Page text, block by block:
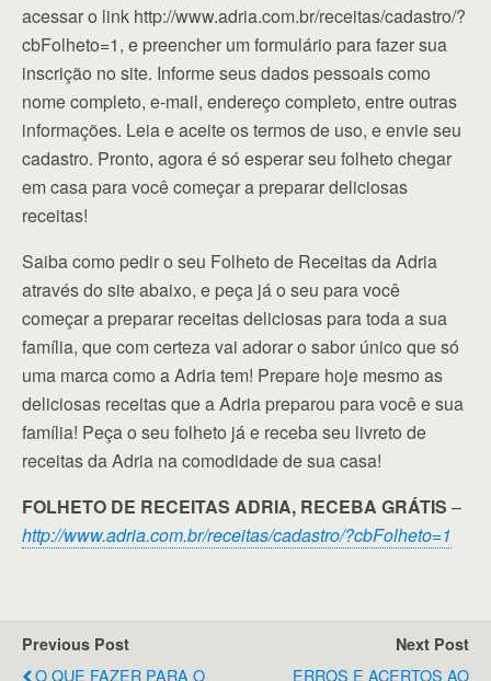
acessar o link http://www.adria.com.br/receitas/cadastro/?
cbFolheto=1, e preencher um formulário para fazer sua
inscrição no site. Informe seus dados pessoais como
nome completo, e-mail, endereço completo, entre outras
informações. Leia e aceite os termos de uso, e envie seu
cadastro. Pronto, agora é só esperar seu folheto chegar
em casa para você começar a preparar deliciosas
receitas!
Saiba como pedir o seu Folheto de Receitas da Adria
através do site abaixo, e peça já o seu para você
começar a preparar receitas deliciosas para toda a sua
família, que com certeza vai adorar o sabor único que só
uma marca como a Adria tem! Prepare hoje mesmo as
deliciosas receitas que a Adria preparou para você e sua
família! Peça o seu folheto já e receba seu livreto de
receitas da Adria na comodidade de sua casa!
FOLHETO DE RECEITAS ADRIA, RECEBA GRÁTIS –
http://www.adria.com.br/receitas/cadastro/?cbFolheto=1
Previous Post
O QUE FAZER PARA O
Next Post
ERROS E ACERTOS AO